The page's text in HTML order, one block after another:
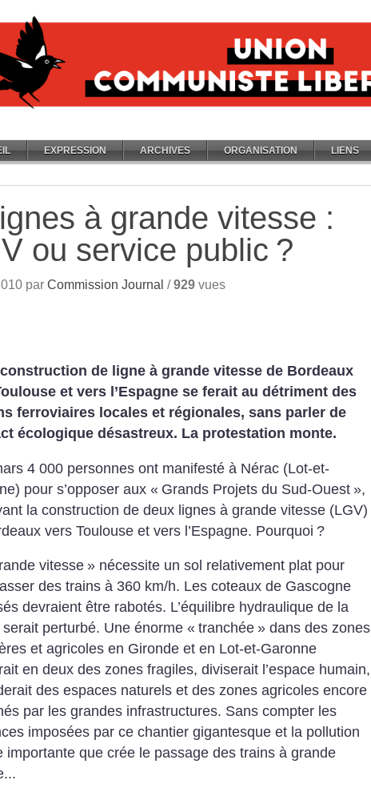
EXPRESSION ARCHIVES ORGANISATION LIENS
à grande vitesse :
ou service public ?
par Commission Journal /929 vues
de ligne à grande vitesse de Bordeaux
et vers l’Espagne se ferait au détriment des
ferroviaires locales et régionales, sans parler de
écologique désastreux. La protestation monte.
4 000 personnes ont manifesté à Nérac (Lot-et-
pour s’opposer aux « Grands Projets du Sud-Ouest »,
la construction de deux lignes à grande vitesse (LGV)
vers Toulouse et vers l’Espagne. Pourquoi ?
vitesse » nécessite un sol relativement plat pour
des trains à 360 km/h. Les coteaux de Gascogne
devraient être rabotés. L’équilibre hydraulique de la
serait perturbé. Une énorme « tranchée » dans des zones
et agricoles en Gironde et en Lot-et-Garonne
en deux des zones fragiles, diviserait l’espace humain,
des espaces naturels et des zones agricoles encore
par les grandes infrastructures. Sans compter les
imposées par ce chantier gigantesque et la pollution
importante que crée le passage des trains à grande